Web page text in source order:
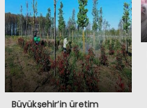
Büyükşehir’in üretim